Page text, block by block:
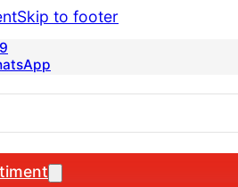
Skip to footer